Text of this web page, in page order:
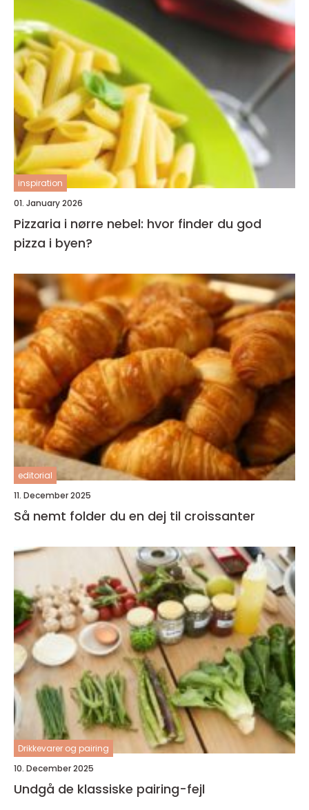
inspiration
01. January 2026
Pizzaria i nørre nebel: hvor finder du god
pizza i byen?
editorial
11. December 2025
Så nemt folder du en dej til croissanter
Drikkevarer og pairing
10. December 2025
Undgå de klassiske pairing-fejl